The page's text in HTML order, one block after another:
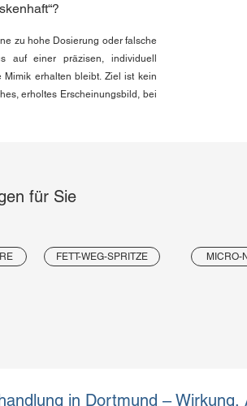
zu hohe Dosierung oder falsche
auf einer präzisen, individuell
erhalten bleibt. Ziel ist kein
erholtes Erscheinungsbild, bei
für Sie
FETT-WEG-SPRITZE MICRO-
in Dortmund – Wirkung,